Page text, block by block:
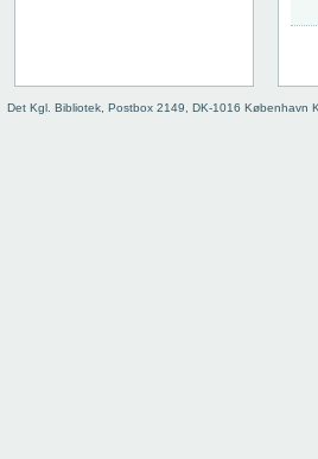
Det Kgl. Bibliotek, Postbox 2149, DK-1016